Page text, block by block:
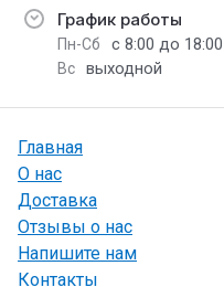
График работы
Пн-Сб с 8:00 до 18:00
Вс выходной
Главная
О нас
Доставка
Отзывы о нас
Напишите нам
Контакты